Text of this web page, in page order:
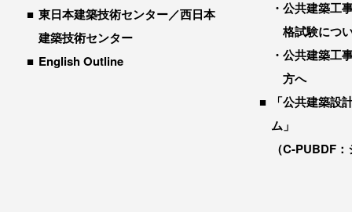
東日本建築技術センター／西日本
建築技術センター
English Outline
公共建築工
格試験につ
公共建築工
方へ
「公共建築設
ム」
（C-PUBDF